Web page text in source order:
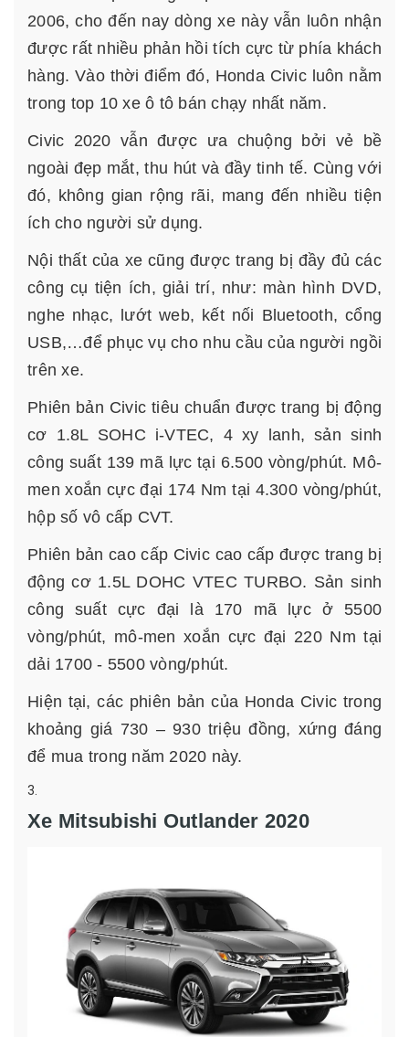
2006, cho đến nay dòng xe này vẫn luôn nhận
được rất nhiều phản hồi tích cực từ phía khách
hàng. Vào thời điểm đó, Honda Civic luôn nằm
trong top 10 xe ô tô bán chạy nhất năm.
Civic 2020 vẫn được ưa chuộng bởi vẻ bề
ngoài đẹp mắt, thu hút và đầy tinh tế. Cùng với
đó, không gian rộng rãi, mang đến nhiều tiện
ích cho người sử dụng.
Nội thất của xe cũng được trang bị đầy đủ các
công cụ tiện ích, giải trí, như: màn hình DVD,
nghe nhạc, lướt web, kết nối Bluetooth, cổng
USB,…để phục vụ cho nhu cầu của người ngồi
trên xe.
Phiên bản Civic tiêu chuẩn được trang bị động
cơ 1.8L SOHC i-VTEC, 4 xy lanh, sản sinh
công suất 139 mã lực tại 6.500 vòng/phút. Mô-
men xoắn cực đại 174 Nm tại 4.300 vòng/phút,
hộp số vô cấp CVT.
Phiên bản cao cấp Civic cao cấp được trang bị
động cơ 1.5L DOHC VTEC TURBO. Sản sinh
công suất cực đại là 170 mã lực ở 5500
vòng/phút, mô-men xoắn cực đại 220 Nm tại
dải 1700 - 5500 vòng/phút.
Hiện tại, các phiên bản của Honda Civic trong
khoảng giá 730 – 930 triệu đồng, xứng đáng
để mua trong năm 2020 này.
Xe Mitsubishi Outlander 2020